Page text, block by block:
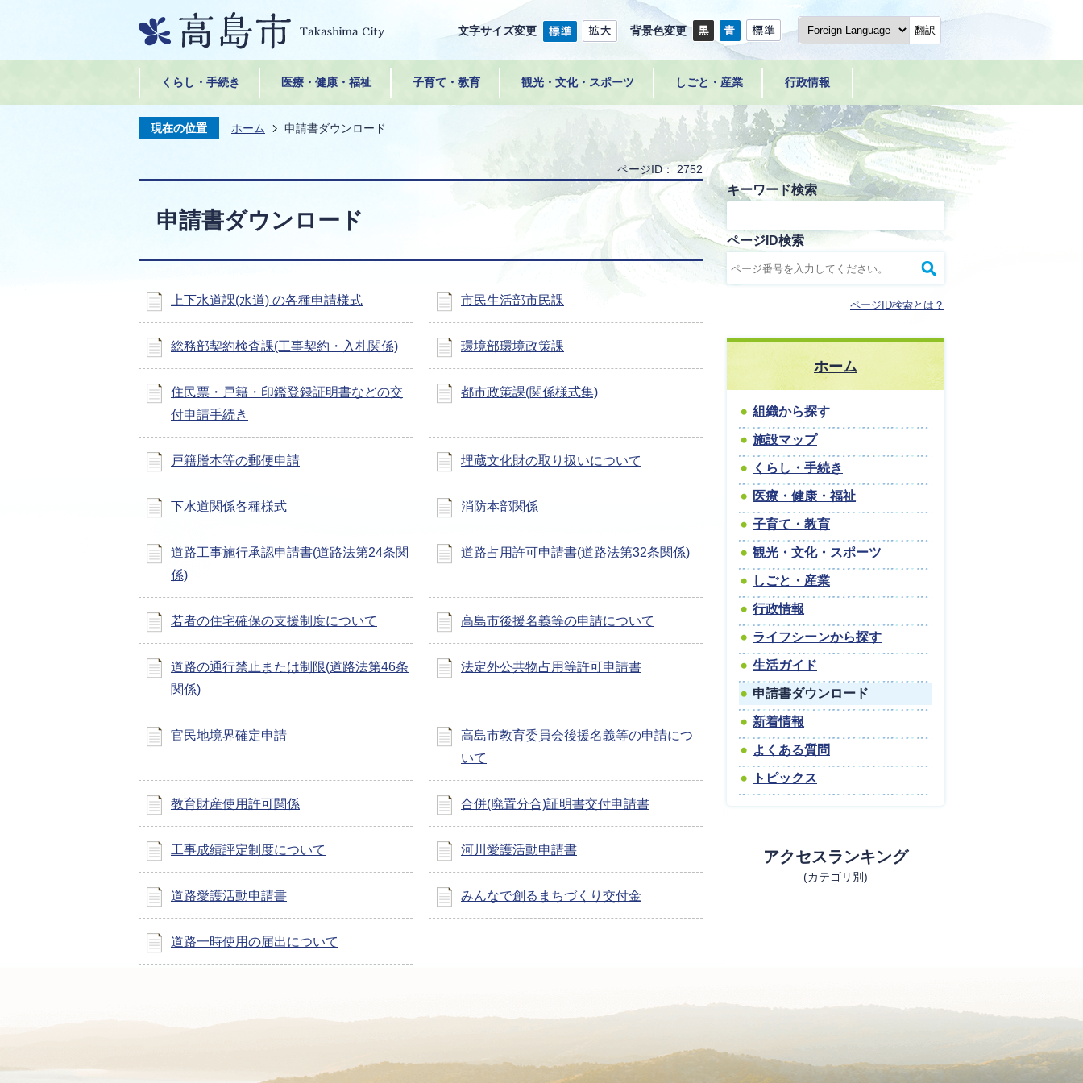
文字サイズ変更 背景色変更 翻訳
くらし・手続き 医療・健康・福祉 子育て・教育 観光・文化・スポーツ しごと・産業 行政情報
現在の位置 ホーム 申請書ダウンロード
ページID： 2752
申請書ダウンロード
上下水道課(水道) の各種申請様式 市民生活部市民課
総務部契約検査課(工事契約・入札関係) 環境部環境政策課
住民票・戸籍・印鑑登録証明書などの交
付申請手続き
都市政策課(関係様式集)
戸籍謄本等の郵便申請 埋蔵文化財の取り扱いについて
下水道関係各種様式 消防本部関係
道路工事施行承認申請書(道路法第24条関
係)
道路占用許可申請書(道路法第32条関係)
若者の住宅確保の支援制度について 高島市後援名義等の申請について
道路の通行禁止または制限(道路法第46条
関係)
法定外公共物占用等許可申請書
官民地境界確定申請
高島市教育委員会後援名義等の申請につ
いて
教育財産使用許可関係 合併(廃置分合)証明書交付申請書
工事成績評定制度について 河川愛護活動申請書
道路愛護活動申請書 みんなで創るまちづくり交付金
道路一時使用の届出について
キーワード検索
ページID検索
ページID検索とは？
ホーム
組織から探す
施設マップ
くらし・手続き
医療・健康・福祉
子育て・教育
観光・文化・スポーツ
しごと・産業
行政情報
ライフシーンから探す
生活ガイド
申請書ダウンロード
新着情報
よくある質問
トピックス
アクセスランキング
(カテゴリ別)